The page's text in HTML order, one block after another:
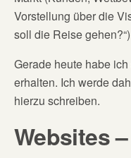
Vorstellung über die
soll die Reise
Gerade heute habe
erhalten. Ich werde
hierzu schreiben.
Websites